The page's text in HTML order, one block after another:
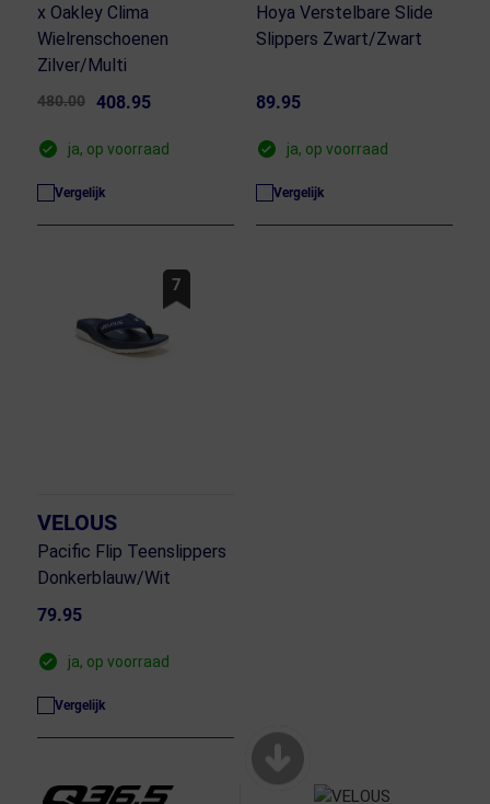
x Oakley Clima
Wielrenschoenen
Zilver/Multi
480.00 408.95
ja, op voorraad
Vergelijk
Hoya Verstelbare Slide
Slippers Zwart/Zwart
89.95
ja, op voorraad
Vergelijk
7
VELOUS
Pacific Flip Teenslippers
Donkerblauw/Wit
79.95
ja, op voorraad
Vergelijk